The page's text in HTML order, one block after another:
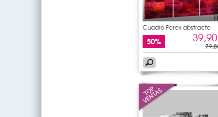
Cuadro Forex abstracto
50%